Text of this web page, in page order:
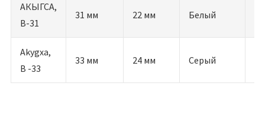
АКЫГСА,
В-31
31 мм 22 мм Белый
Akygxa,
B -33
33 мм 24 мм Серый